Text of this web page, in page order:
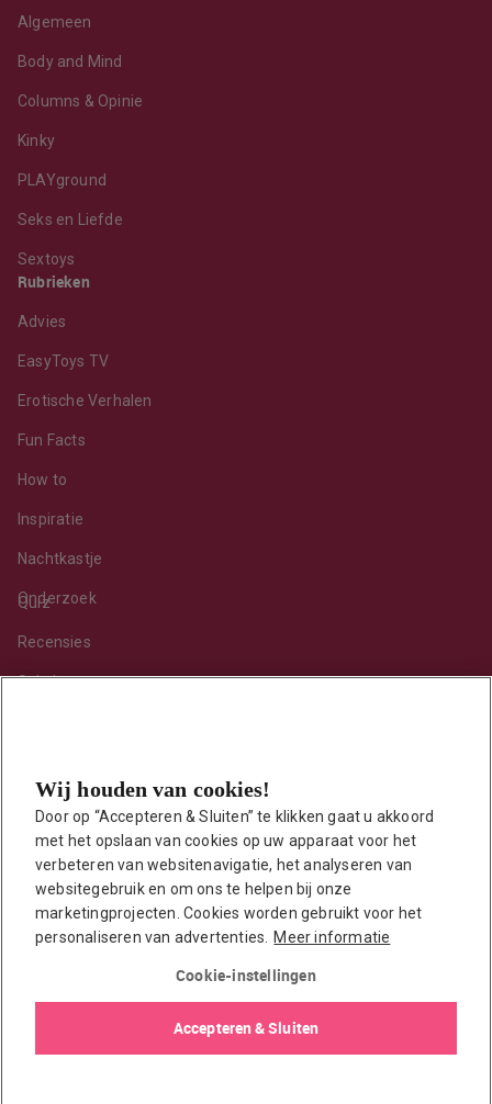
Algemeen
Body and Mind
Columns & Opinie
Kinky
PLAYground
Seks en Liefde
Sextoys
Rubrieken
Advies
EasyToys TV
Erotische Verhalen
Fun Facts
How to
Inspiratie
Nachtkastje
Onderzoek
Quiz
Recensies
Sekshoroscoop
Toy van de maand
Vraag ’t onze seksuoloog
Interessante links
Seksuologen in Nederland
Erotisch verhaal insturen
EasyToys shop
Wij houden van cookies!
Door op “Accepteren & Sluiten” te klikken gaat u akkoord
met het opslaan van cookies op uw apparaat voor het
verbeteren van websitenavigatie, het analyseren van
websitegebruik en om ons te helpen bij onze
marketingprojecten. Cookies worden gebruikt voor het
personaliseren van advertenties. Meer informatie
Cookie-instellingen
Accepteren & Sluiten